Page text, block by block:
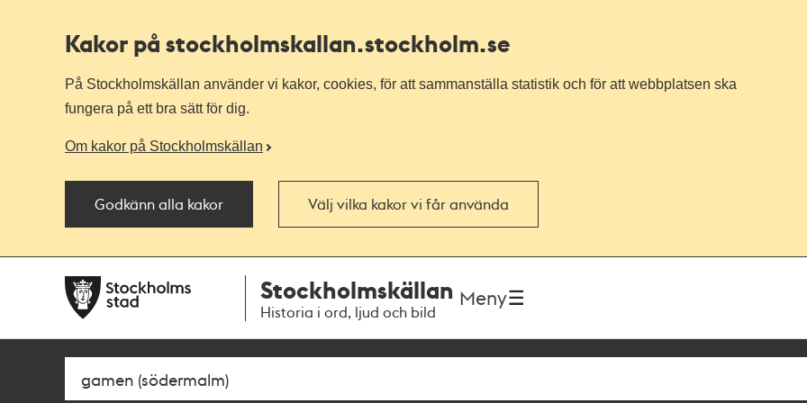
Kakor på stockholmskallan.stockholm.se
På Stockholmskällan använder vi kakor, cookies, för att sammanställa statistik och för att webbplatsen ska
fungera på ett bra sätt för dig.
Om kakor på Stockholmskällan
Godkänn alla kakor Välj vilka kakor vi får använda
navigationen
huvudinnehållet
Stockholmskällan
Historia i ord, ljud och bild
Meny
Sök